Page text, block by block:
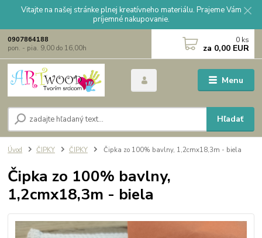
Vitajte na našej stránke plnej kreatívneho materiálu. Prajeme Vám
príjemné nakupovanie.
Menu
Hľadať
0907864188
pon. - pia. 9,00 do 16,00h
0 ks
za 0,00 EUR
Úvod ČIPKY ČIPKY Čipka zo 100% bavlny, 1,2cmx18,3m - biela
Čipka zo 100% bavlny,
1,2cmx18,3m - biela